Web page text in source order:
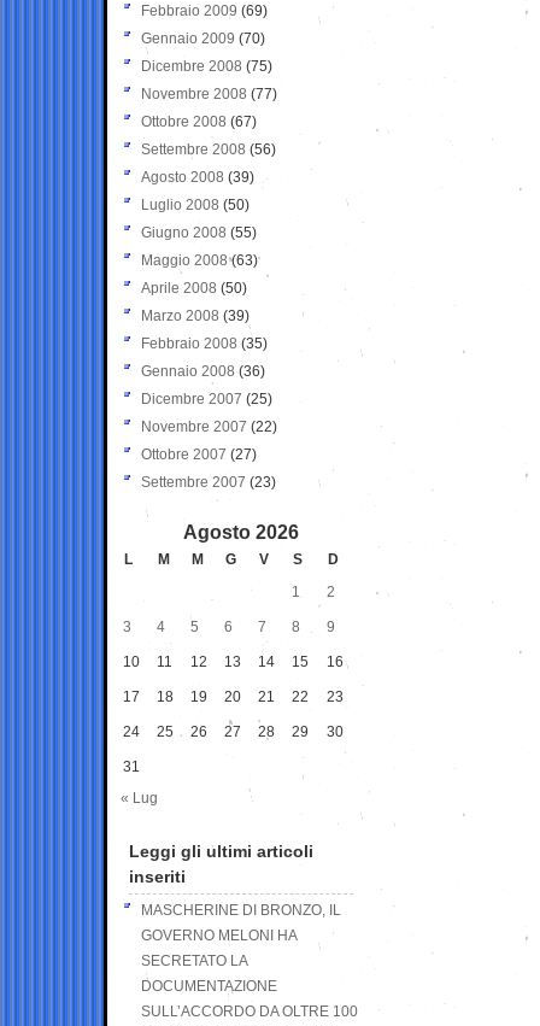
Febbraio 2009 (69)
Gennaio 2009 (70)
Dicembre 2008 (75)
Novembre 2008 (77)
Ottobre 2008 (67)
Settembre 2008 (56)
Agosto 2008 (39)
Luglio 2008 (50)
Giugno 2008 (55)
Maggio 2008(63)
Aprile 2008 (50)
Marzo 2008 (39)
Febbraio 2008 (35)
Gennaio 2008 (36)
Dicembre 2007 (25)
Novembre 2007 (22)
Ottobre 2007 (27)
Settembre 2007 (23)
Agosto 2026
L M M G V S
D
1
2
3 4 5 6 7 8 9
10 11 12 13 14 15 16
17 18 19 20 21 22 23
24 25 26 27 28 29 30
31
« Lug
Leggi gli ultimi articoli
inseriti
MASCHERINE DI BRONZO, IL
GOVERNO MELONI HA
SECRETATO LA
DOCUMENTAZIONE
SULL’ACCORDO DA OLTRE 100